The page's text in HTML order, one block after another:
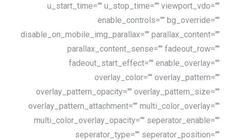
u_start_time="" u_stop_time="" viewport_vdo=""
enable_controls="" bg_override=""
disable_on_mobile_img_parallax="" parallax_content=""
parallax_content_sense="" fadeout_row=""
fadeout_start_effect="" enable_overlay=""
overlay_color="" overlay_pattern=""
overlay_pattern_opacity="" overlay_pattern_size=""
overlay_pattern_attachment="" multi_color_overlay=""
multi_color_overlay_opacity="" seperator_enable=""
seperator_type="" seperator_position=""